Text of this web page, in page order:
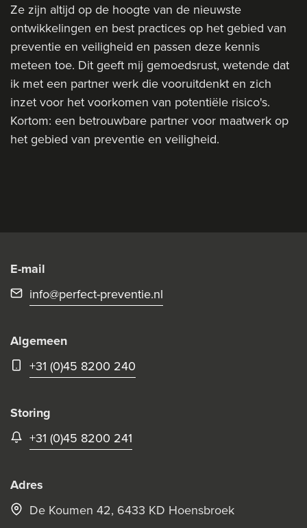
Ze zijn altijd op de hoogte van de nieuwste
ontwikkelingen en best practices op het gebied van
preventie en veiligheid en passen deze kennis
meteen toe. Dit geeft mij gemoedsrust, wetende dat
ik met een partner werk die vooruitdenkt en zich
inzet voor het voorkomen van potentiële risico's.
Kortom: een betrouwbare partner voor maatwerk op
het gebied van preventie en veiligheid.
E-mail
info@perfect-preventie.nl
Algemeen
+31 (0)45 8200 240
Storing
+31 (0)45 8200 241
Adres
De Koumen 42, 6433 KD Hoensbroek